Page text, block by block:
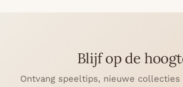
Blijf op de
Ontvang speeltips, nieuwe collecties